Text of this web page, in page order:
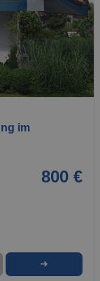
1 / 10
im
800 €
➜